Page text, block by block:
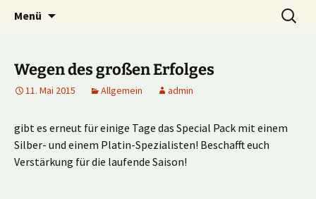
Kick it out!
Multiplayer Football Manager
Menü
Suche
nach:
Wegen des großen Erfolges
11. Mai 2015 Allgemein admin
gibt es erneut für einige Tage das Special Pack mit einem
Silber- und einem Platin-Spezialisten! Beschafft euch
Verstärkung für die laufende Saison!